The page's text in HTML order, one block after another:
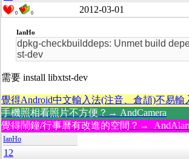
0 0 2012-03-01
IanHo
dpkg-checkbuilddeps: Unmet build
st-dev
需要 install libxtst-dev
覺得Android中文輸入法(注音、倉頡)不易
手機照相看照片不方便？→ AndCamera
覺得鬧鐘/行事曆有改進的空間？→
IanHo
12